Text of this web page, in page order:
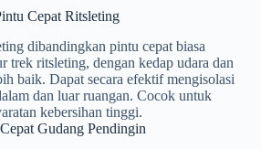
Cepat Ritsleting
dibandingkan pintu cepat biasa
trek ritsleting, dengan kedap udara dan
baik. Dapat secara efektif mengisolasi
dan luar ruangan. Cocok untuk
kebersihan tinggi.
Gudang Pendingin